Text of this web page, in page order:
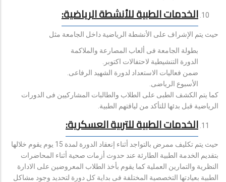
الخدمات الطبية للأنشطة الرياضية:
حيث يتم الإشراف على الأنشطة الرياضية داخل الجامعة مثل
بطولة الجامعة فى ألعاب المصارعة والملاكمة
الدورة التنشيطية لاحتفالات اكتوبر.
ضمن فعاليات الاستعداد لدورة الشهيد الرفاعى.
الأسبوع الرياضى.
كما يتم الكشف الطبى على الطلاب والطالبات المشاركيين فى الدورات
الرياضية قبل بدئها للتأكد من لياقتهم الطبية.
الخدمات الطبية للتربية العسكرية:
حيث يتم تكليف ممرض بالتواجد أثناء إنعقاد الدورة لمدة 15 يوم يقوم خلالها
بتقديم الخدمة الطبية الطارئة عند حدوث أزمات صحية أثناء المحاضرات
النظرية والتمارين العملية كما يقوم بأخذ الطلاب المعروضين على الادارة
الطبية بعيادتها التخصصية المختلفة فى بداية كل دورة لتحديد وجود مشاكل